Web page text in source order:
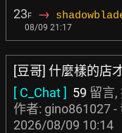
23F →
08/09 21:17
[豆哥] 什麼樣的店
[ C_Chat ] 59 留言,
作者: gino861027-
2026/08/09 10:14